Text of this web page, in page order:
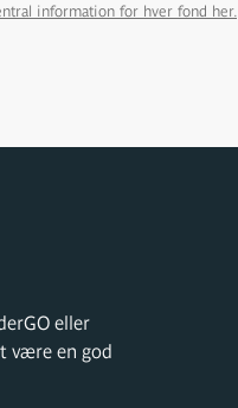
information for hver fond her.
eller
være en god